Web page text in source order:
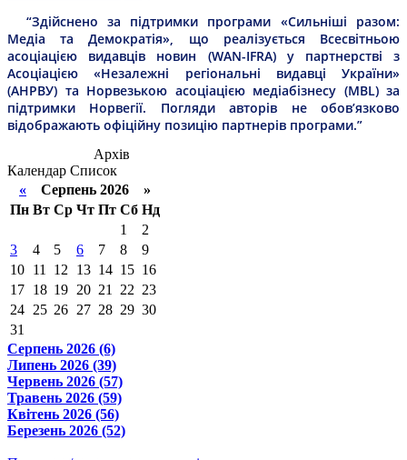
“Здійснено за підтримки програми «Сильніші разом:
Медіа та Демократія», що реалізується Всесвітньою
асоціацією видавців новин (WAN-IFRA) у партнерстві з
Асоціацією «Незалежні регіональні видавці України»
(АНРВУ) та Норвезькою асоціацією медіабізнесу (MBL) за
підтримки Норвегії. Погляди авторів не обов’язково
відображають офіційну позицію партнерів програми.”
Архів
Календар Список
« Серпень 2026 »
Пн Вт Ср Чт Пт Сб Нд
1
2
3
4 5 6 7 8
9
10 11 12 13 14 15 16
17 18 19 20 21 22 23
24 25 26 27 28 29 30
31
Серпень 2026 (6)
Липень 2026 (39)
Червень 2026 (57)
Травень 2026 (59)
Квітень 2026 (56)
Березень 2026 (52)